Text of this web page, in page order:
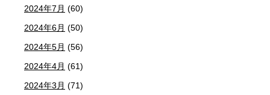
2024年7月 (60)
2024年6月 (50)
2024年5月 (56)
2024年4月 (61)
2024年3月 (71)